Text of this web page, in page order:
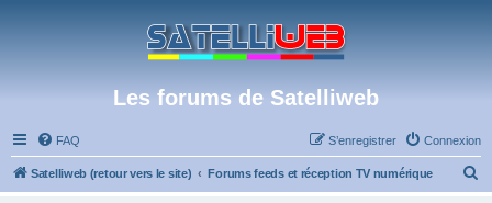
Les forums de Satelliweb
FAQ Connexion
S’enregistrer
Satelliweb (retour vers le site) Forums feeds et réception TV numérique